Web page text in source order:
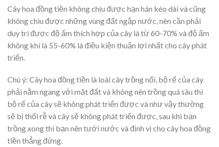
Cây hoa đồng tiền không chịu được hạn hán kéo dài và cũng
không chiu được những vùng đất ngập nước, nên cần phải
duy trì được độ ẩm thích hợp của cây là từ 60-70% và độ ẩm
không khí là 55-60% là điều kiện thuận lợi nhất cho cây phát
triển.
Chú ý: Cây hoa đồng tiền là loài cây trồng nổi, bộ rể của cây
phải nằm ngang với mặt đất và không nên trồng quá sâu thì
bộ rể của cây sẽ không phát triển được và như vậy thường
sẽ bị thối rễ và cây sẽ không phát triển được, sau khi bạn
trồng xong thì bạn nên tưới nước và định vị cho cây hoa đồng
tiền thẳng đứng.